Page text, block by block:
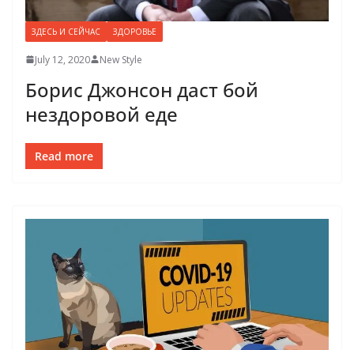
ЗДЕСЬ И СЕЙЧАС ЗДОРОВЬЕ
July 12, 2020 New Style
Борис Джонсон даст бой
нездоровой еде
Read more